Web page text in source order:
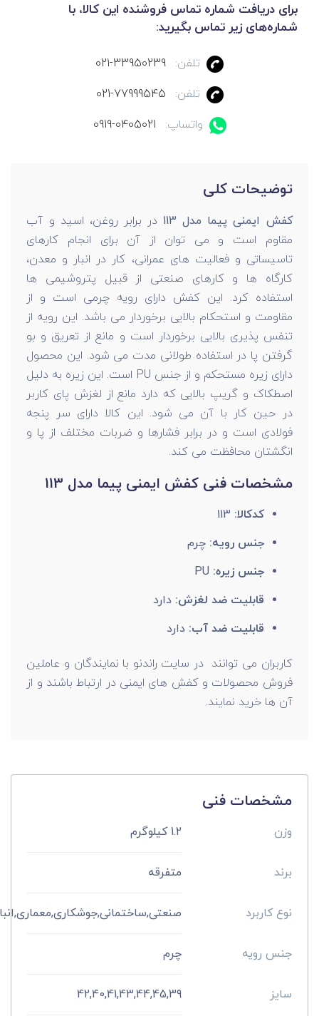
برای دریافت شماره تماس فروشنده این کالا، با
شماره‌های زیر تماس بگیرید:
تلفن:
021-33950239
تلفن:
021-77999545
واتساپ:
0919-0405021
توضیحات کلی
کفش ایمنی پیما مدل 113
در برابر روغن، اسید و آب
مقاوم است و می توان از آن برای انجام کارهای
تاسیساتی و فعالیت های عمرانی، کار در انبار و معدن،
کارگاه ها و کارهای صنعتی از قبیل پتروشیمی ها
استفاده کرد. این کفش دارای رویه چرمی است و از
مقاومت و استحکام بالایی برخوردار می باشد. این رویه از
تنفس پذیری بالایی برخوردار است و مانع از تعریق و بو
گرفتن پا در استفاده طولانی مدت می شود. این محصول
دارای زیره مستحکم و از جنس PU است. این زیره به دلیل
اصطکاک و گریپ بالایی که دارد مانع از لغزش پای کاربر
در حین کار با آن می شود. این کالا دارای سر پنجه
فولادی است و در برابر فشارها و ضربات مختلف از پا و
انگشتان محافظت می کند.
مشخصات فنی کفش ایمنی پیما مدل 113
کدکالا: 113
جنس رویه: چرم
جنس زیره: PU
قابلیت ضد لغزش:دارد
قابلیت ضد آب:دارد
کاربران می توانند در سایت راندنو با نمایندگان و عاملین
فروش محصولات و کفش های ایمنی در ارتباط باشند و از
آن ها خرید نمایند.
مشخصات فنی
وزن 1.2 کیلوگرم
برند متفرقه
نوع کاربرد
جنس رویه چرم
سایز 42,40,41,43,44,45,39